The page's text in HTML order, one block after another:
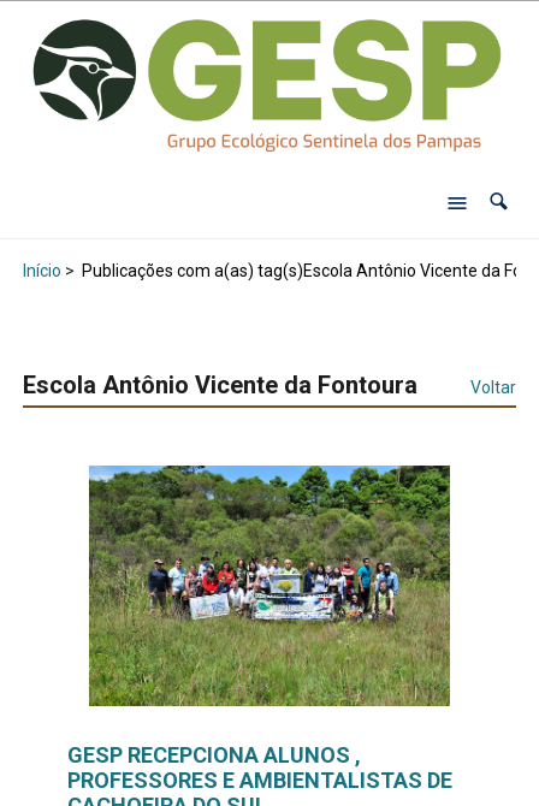
Início > Publicações com a(as) tag(s)Escola Antônio Vicente da
Escola Antônio Vicente da Fontoura Voltar
GESP RECEPCIONA ALUNOS ,
PROFESSORES E AMBIENTALISTAS DE